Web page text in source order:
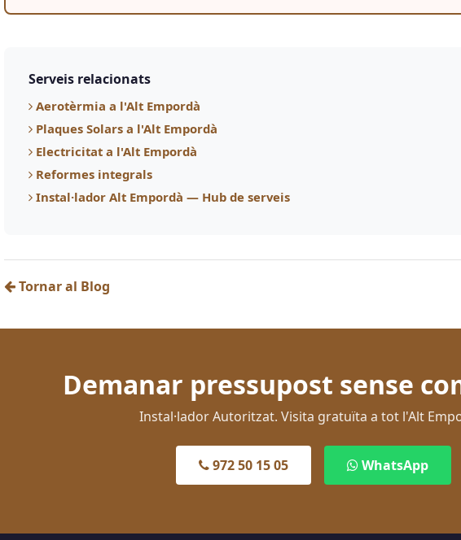
Serveis relacionats
Aerotèrmia a l'Alt Empordà
Plaques Solars a l'Alt Empordà
Electricitat a l'Alt Empordà
Reformes integrals
Instal·lador Alt Empordà — Hub de serveis
Tornar al Blog
Demanar pressupost sense
Instal·lador Autoritzat. Visita gratuïta a tot l'Alt
972 50 15 05 WhatsApp